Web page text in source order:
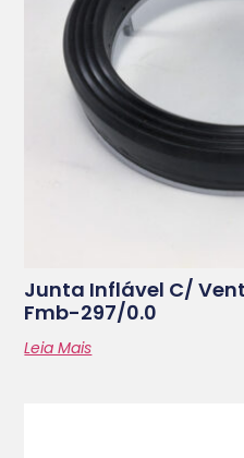
Junta Inflável C/
Fmb-297/0.0
Leia Mais